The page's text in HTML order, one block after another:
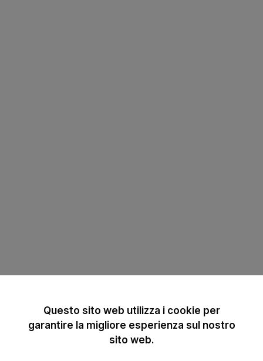
Questo sito web utilizza i cookie per
garantire la migliore esperienza sul nostro
sito web.